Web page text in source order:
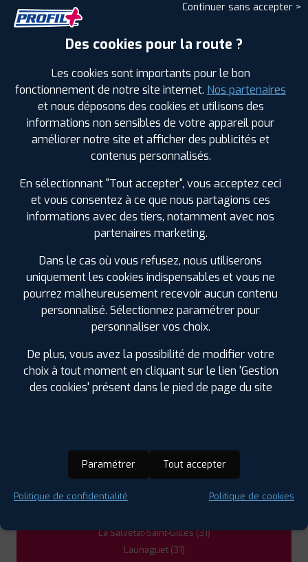
PROFIL PLUS
6 RUE DES ORFEVRES
0561304488
2
PROFIL PLUSMURET
31600 MURET
LES GARAGES PROFIL PLUS
DANS LES VILLES À PROXIMITÉ
Aucamville (31)
Balma (31)
Blagnac (31)
Castanet-Tolosan (31)
Castelginest (31)
Escalquens (31)
Fenouillet (31)
Frouzins (31)
La Salvetat-Saint-Gilles (31)
Launaguet (31)
Continuer sans accepter >
Des cookies pour la route ?
Les cookies sont importants pour le bon
fonctionnement de notre site internet. Nos partenaires
et nous déposons des cookies et utilisons des
informations non sensibles de votre appareil pour
améliorer notre site et afficher des publicités et
contenus personnalisés.
En sélectionnant "Tout accepter", vous acceptez ceci
et vous consentez à ce que nous partagions ces
informations avec des tiers, notamment avec nos
partenaires marketing.
Dans le cas où vous refusez, nous utiliserons
uniquement les cookies indispensables et vous ne
pourrez malheureusement recevoir aucun contenu
personnalisé. Sélectionnez paramétrer pour
personnaliser vos choix.
De plus, vous avez la possibilité de modifier votre
choix à tout moment en cliquant sur le lien 'Gestion
des cookies' présent dans le pied de page du site
Paramétrer Tout accepter
Politique de confidentialité Politique de cookies